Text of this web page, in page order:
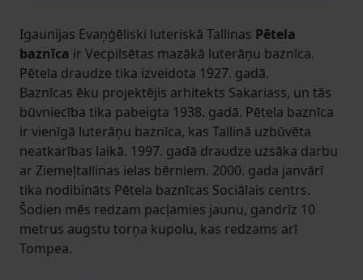
Igaunijas Evaņģēliski luteriskā Tallinas Pētela
baznīca ir Vecpilsētas mazākā luterāņu baznīca.
Pētela draudze tika izveidota 1927. gadā.
Baznīcas ēku projektējis arhitekts Sakariass, un tās
būvniecība tika pabeigta 1938. gadā. Pētela baznīca
ir vienīgā luterāņu baznīca, kas Tallinā uzbūvēta
neatkarības laikā. 1997. gadā draudze uzsāka darbu
ar Ziemeļtallinas ielas bērniem. 2000. gada janvārī
tika nodibināts Pētela baznīcas Sociālais centrs.
Šodien mēs redzam pacļamies jaunu, gandrīz 10
metrus augstu torņa kupolu, kas redzams arī
Tompea.